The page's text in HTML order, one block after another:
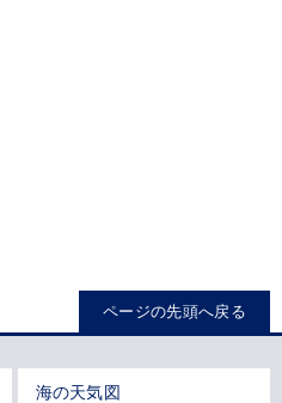
ページの先頭へ戻る
海の天気図